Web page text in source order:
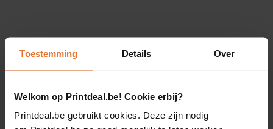
Toestemming Details Over
Welkom op Printdeal.be! Cookie erbij?
Printdeal.be gebruikt cookies. Deze zijn nodig